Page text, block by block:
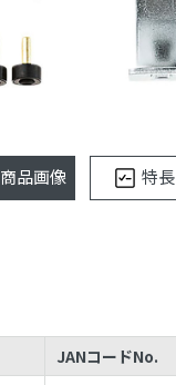
商品画像 特長
JANコードNo.